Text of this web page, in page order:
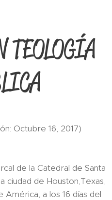
TEOLOGÍA
Octubre 16, 2017)
de la Catedral de Santa
ciudad de Houston,Texas,
a los 16 días del